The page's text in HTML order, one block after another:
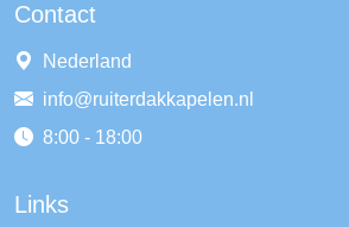
Contact
Nederland
info@ruiterdakkapelen.nl
8:00 - 18:00
Links